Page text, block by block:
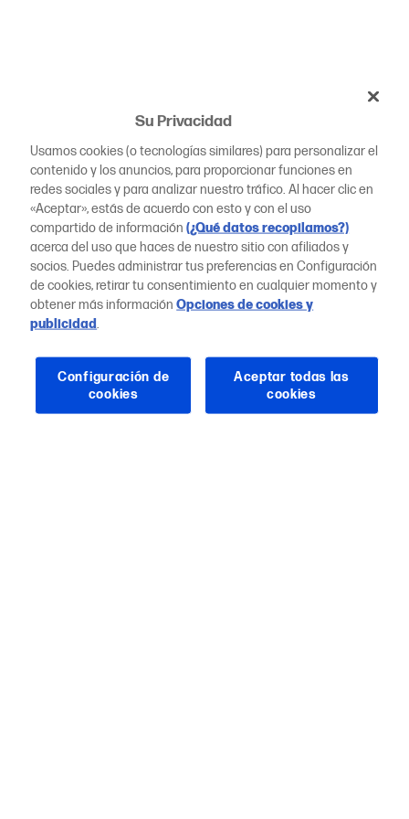
Su Privacidad
Usamos cookies (o tecnologías similares) para personalizar el
contenido y los anuncios, para proporcionar funciones en
redes sociales y para analizar nuestro tráfico. Al hacer clic en
«Aceptar», estás de acuerdo con esto y con el uso
compartido de información(¿Qué datos recopilamos?)
acerca del uso que haces de nuestro sitio con afiliados y
socios. Puedes administrar tus preferencias en Configuración
de cookies, retirar tu consentimiento en cualquier momento y
obtener más informaciónOpciones de cookies y
publicidad.
Configuración de
cookies
Aceptar todas las
cookies